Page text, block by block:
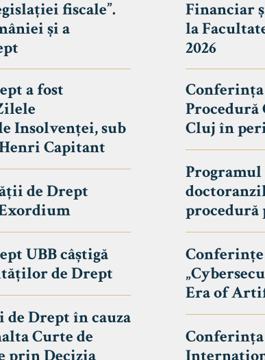
BABEȘ - BOLYAI
Avizier Studenți
Studii
Admitere
Erasmus & Internațional
fiscale”.
și a
a fost
Insolvenței, sub
Capitant
de Drept
UBB câștigă
de Drept
Drept în cauza
Curte de
prin Decizia
Financiar
la
2026
Procedură
Cluj în
procedură
Era of
Conferința